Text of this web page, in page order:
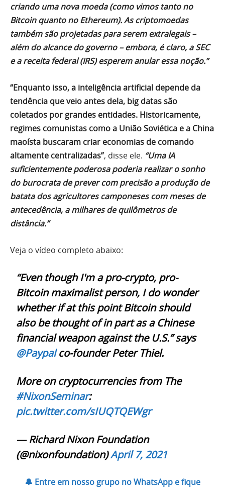
criando uma nova moeda (como vimos tanto no
Bitcoin quanto no Ethereum). As criptomoedas
também são projetadas para serem extralegais –
além do alcance do governo – embora, é claro, a SEC
e a receita federal (IRS) esperem anular essa noção.”
“Enquanto isso, a inteligência artificial depende da
tendência que veio antes dela, big datas são
coletados por grandes entidades. Historicamente,
regimes comunistas como a União Soviética e a China
maoísta buscaram criar economias de comando
altamente centralizadas”, disse ele. “Uma IA
suficientemente poderosa poderia realizar o sonho
do burocrata de prever com precisão a produção de
batata dos agricultores camponeses com meses de
antecedência, a milhares de quilômetros de
distância.”
Veja o vídeo completo abaixo:
“Even though I'm a pro-crypto, pro-
Bitcoin maximalist person, I do wonder
whether if at this point Bitcoin should
also be thought of in part as a Chinese
financial weapon against the U.S.” says
@Paypalco-founder Peter Thiel.
More on cryptocurrencies from The
#NixonSeminar:
pic.twitter.com/sIUQTQEWgr
— Richard Nixon Foundation
(@nixonfoundation)April 7, 2021
🔔 Entre em nosso grupo no WhatsApp e fique